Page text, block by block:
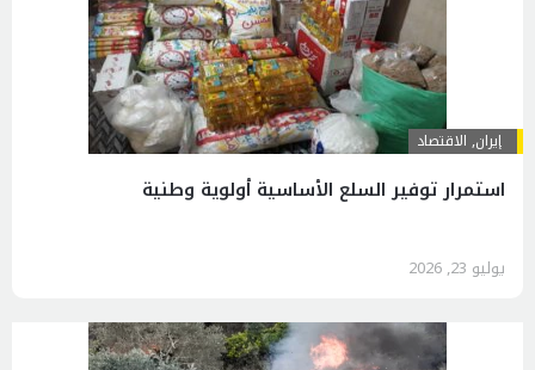
إيران, الاقتصاد
استمرار توفير السلع الأساسية أولوية وطنية
يوليو 23, 2026